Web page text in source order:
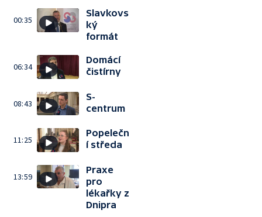
00:35
Slavkovs
ký
formát
06:34
Domácí
čistírny
08:43
S-
centrum
11:25
Popelečn
í středa
13:59
Praxe
pro
lékařky z
Dnipra